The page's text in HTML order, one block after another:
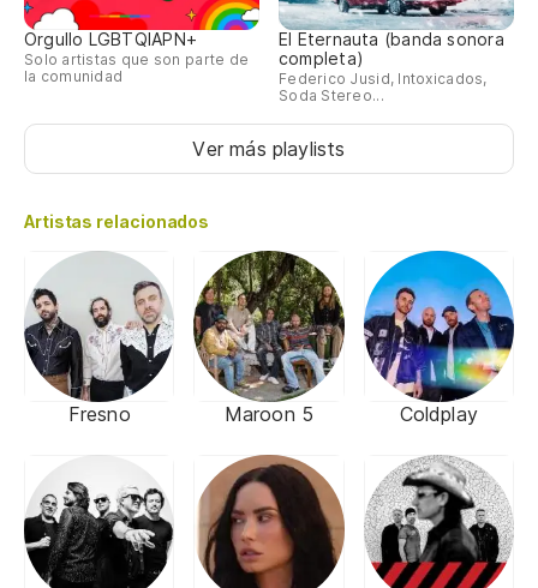
Orgullo LGBTQIAPN+
Solo artistas que son parte de
la comunidad
El Eternauta (banda sonora
completa)
Federico Jusid, Intoxicados,
Soda Stereo...
Ver más playlists
Artistas relacionados
Fresno Maroon 5 Coldplay